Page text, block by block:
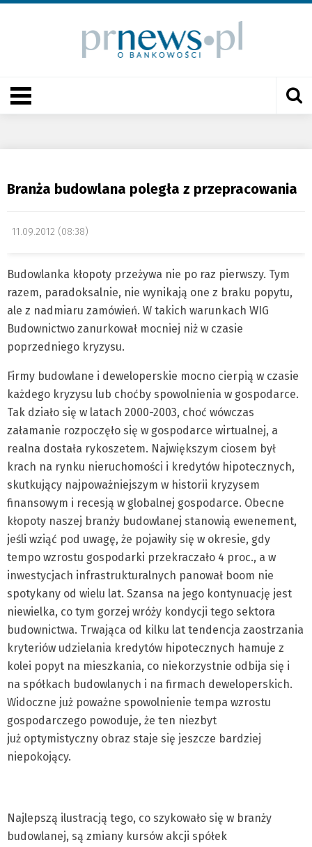
Branża budowlana poległa z przepracowania
11.09.2012 (08:38)
Budowlanka kłopoty przeżywa nie po raz pierwszy. Tym
razem, paradoksalnie, nie wynikają one z braku popytu,
ale z nadmiaru zamówień. W takich warunkach WIG
Budownictwo zanurkował mocniej niż w czasie
poprzedniego kryzysu.
Firmy budowlane i deweloperskie mocno cierpią w czasie
każdego kryzysu lub choćby spowolnienia w gospodarce.
Tak działo się w latach 2000-2003, choć wówczas
załamanie rozpoczęło się w gospodarce wirtualnej, a
realna dostała rykoszetem. Największym ciosem był
krach na rynku nieruchomości i kredytów hipotecznych,
skutkujący najpoważniejszym w historii kryzysem
finansowym i recesją w globalnej gospodarce. Obecne
kłopoty naszej branży budowlanej stanowią ewenement,
jeśli wziąć pod uwagę, że pojawiły się w okresie, gdy
tempo wzrostu gospodarki przekraczało 4 proc., a w
inwestycjach infrastrukturalnych panował boom nie
spotykany od wielu lat. Szansa na jego kontynuację jest
niewielka, co tym gorzej wróży kondycji tego sektora
budownictwa. Trwająca od kilku lat tendencja zaostrzania
kryteriów udzielania kredytów hipotecznych hamuje z
kolei popyt na mieszkania, co niekorzystnie odbija się i
na spółkach budowlanych i na firmach deweloperskich.
Widoczne już poważne spowolnienie tempa wzrostu
gospodarczego powoduje, że ten niezbyt
już optymistyczny obraz staje się jeszcze bardziej
niepokojący.
Najlepszą ilustracją tego, co szykowało się w branży
budowlanej, są zmiany kursów akcji spółek